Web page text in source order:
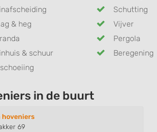
Schutting
& heg
Vijver
Pergola
& schuur
Beregening
in de buurt
hoveniers
69